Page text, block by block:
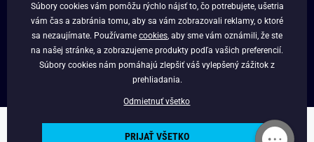
VERNOSTNÝ PROGRAM
FACEBOOK
Copyright © 2025 - Budchlap.sk Všetky práva vyhradené. webdesign ©
litvanyi.sk
Súbory cookies vám pomôžu rýchlo nájsť to, čo potrebujete, ušetria
vám čas a zabránia tomu, aby sa vám zobrazovali reklamy, o ktoré
sa nezaujímate. Používame cookies , aby sme vám oznámili, že ste
na našej stránke, a zobrazujeme produkty podľa vašich preferencií.
Súbory cookies nám pomáhajú zlepšiť váš vylepšený zážitok z
prehliadania.
Odmietnuť všetko
PRIJAŤ VŠETKO